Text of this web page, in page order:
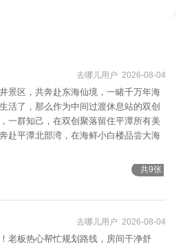
去哪儿用户 2026-08-04
景区，共奔赴东海仙境，一睹千万年海
活了，那么作为中间过渡休息站的双创
一群知己，在双创聚落留住平潭所有美
赴平潭北部湾，在海鲜小白楼品尝大海
共9张
去哪儿用户 2026-08-04
老板热心帮忙规划路线，房间干净舒